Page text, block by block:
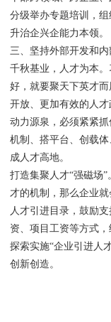
分级举办专题培训，
升治企兴企能力本领。
三、坚持外部开发和
千秋基业，人才为本
好，就要聚天下英才
开放、更加有效的人
动力源泉，必须紧紧
机制、搭平台、创载
成人才高地。
打造集聚人才“强磁场
才的机制，那么企业
人才引进目录，鼓励
资、项目工资等方式
探索实施“企业引进人
创新创造。